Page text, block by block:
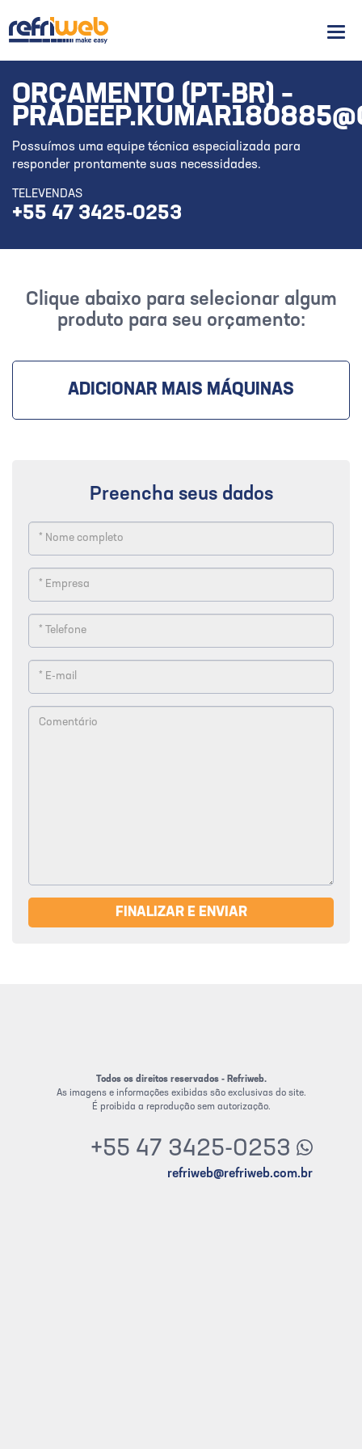
ORÇAMENTO (PT-BR) –
Possuímos uma equipe técnica especializada para
responder prontamente suas necessidades.
TELEVENDAS
+55 47 3425-0253
Clique abaixo para selecionar algum
produto para seu orçamento:
ADICIONAR MAIS MÁQUINAS
Preencha seus dados
FINALIZAR E ENVIAR
Todos os direitos reservados - Refriweb.
As imagens e informações exibidas são exclusivas do site.
É proibida a reprodução sem autorização.
+55 47 3425-0253
refriweb@refriweb.com.br